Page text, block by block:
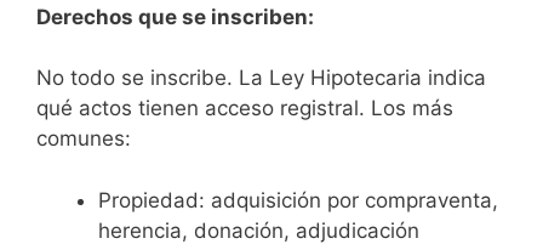
Derechos que se inscriben:
No todo se inscribe. La Ley Hipotecaria indica
qué actos tienen acceso registral. Los más
comunes:
Propiedad: adquisición por compraventa,
herencia, donación, adjudicación